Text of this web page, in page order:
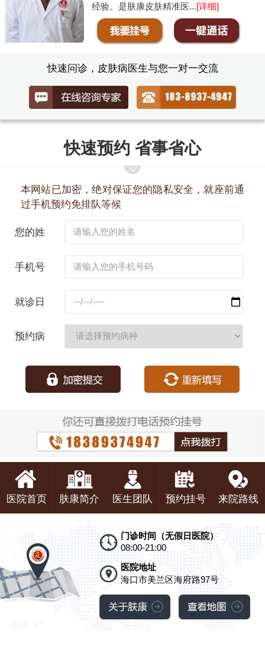
经验。是肤康皮肤精准医...[详细]
快速问诊，皮肤病医生与您一对一交流
快速预约 省事省心
本网站已加密，绝对保证您的隐私安全，就座前通
过手机预约免排队等候
您的姓
手机号
就诊日
预约病
医院首页 肤康简介 医生团队 预约挂号 来院路线
门诊时间（无假日医院）
08:00-21:00
医院地址
海口市美兰区海府路97号